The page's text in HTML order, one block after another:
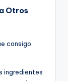
Otros
consigo
ingredientes